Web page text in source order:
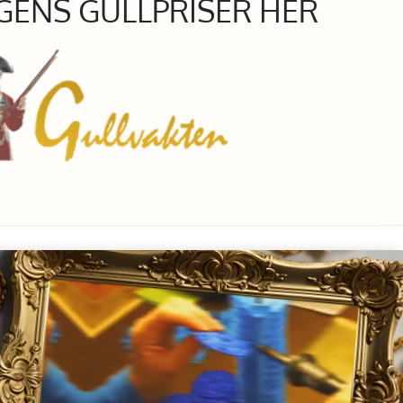
GULLPRISER HER